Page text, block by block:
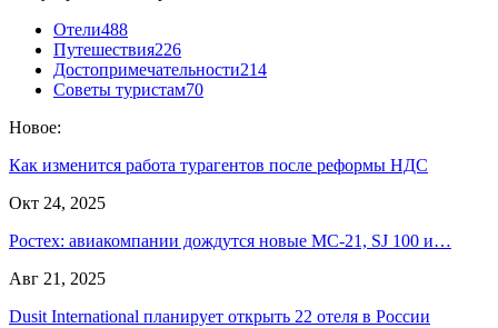
Отели488
Путешествия226
Достопримечательности214
Советы туристам70
Новое:
Как изменится работа турагентов после реформы НДС
Окт 24, 2025
Ростех: авиакомпании дождутся новые МС-21, SJ 100 и…
Авг 21, 2025
Dusit International планирует открыть 22 отеля в России